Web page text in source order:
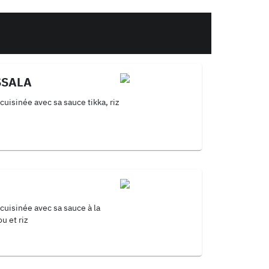
avec sa sauce tikka, riz
avec sa sauce à la
et riz